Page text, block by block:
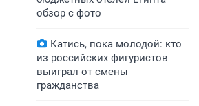
обзор с фото
Катись, пока молодой: кто
из российских фигуристов
выиграл от смены
гражданства